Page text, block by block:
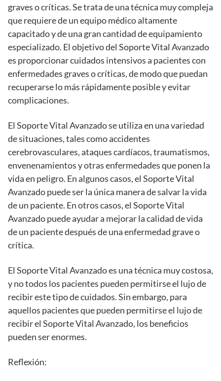
graves o críticas. Se trata de una técnica muy compleja
que requiere de un equipo médico altamente
capacitado y de una gran cantidad de equipamiento
especializado. El objetivo del Soporte Vital Avanzado
es proporcionar cuidados intensivos a pacientes con
enfermedades graves o críticas, de modo que puedan
recuperarse lo más rápidamente posible y evitar
complicaciones.
El Soporte Vital Avanzado se utiliza en una variedad
de situaciones, tales como accidentes
cerebrovasculares, ataques cardíacos, traumatismos,
envenenamientos y otras enfermedades que ponen la
vida en peligro. En algunos casos, el Soporte Vital
Avanzado puede ser la única manera de salvar la vida
de un paciente. En otros casos, el Soporte Vital
Avanzado puede ayudar a mejorar la calidad de vida
de un paciente después de una enfermedad grave o
crítica.
El Soporte Vital Avanzado es una técnica muy costosa,
y no todos los pacientes pueden permitirse el lujo de
recibir este tipo de cuidados. Sin embargo, para
aquellos pacientes que pueden permitirse el lujo de
recibir el Soporte Vital Avanzado, los beneficios
pueden ser enormes.
Reflexión: